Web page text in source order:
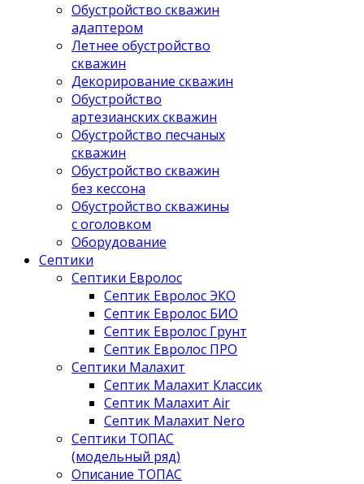
Обустройство скважин
адаптером
Летнее обустройство
скважин
Декорирование скважин
Обустройство
артезианских скважин
Обустройство песчаных
скважин
Обустройство скважин
без кессона
Обустройство скважины
с оголовком
Оборудование
Септики
Септики Евролос
Септик Евролос ЭКО
Септик Евролос БИО
Септик Евролос Грунт
Септик Евролос ПРО
Септики Малахит
Септик Малахит Классик
Септик Малахит Air
Септик Малахит Nero
Септики ТОПАС
(модельный ряд)
Описание ТОПАС